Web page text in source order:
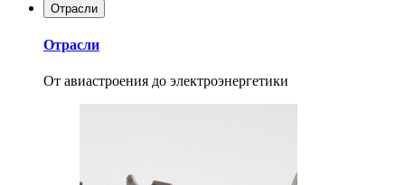
Отрасли
Отрасли
От авиастроения до электроэнергетики